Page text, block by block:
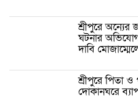
শ্রীপুরে
ঘটনার অভিযোগ
দাবি
শ্রীপুরে পিতা
দোকানঘরে